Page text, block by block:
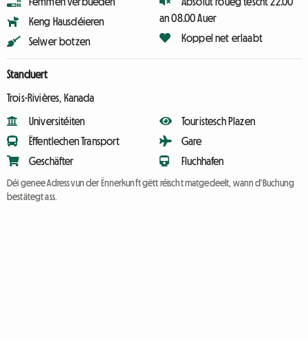
Keng Hausdéieren
Selwer botzen
an 08.00 Auer
Koppel net erlaabt
Standuert
Trois-Rivières, Kanada
Universitéiten
Ëffentlechen Transport
Geschäfter
Touristesch Plazen
Gare
Fluchhafen
Déi genee Adress vun der Ënnerkunft gëtt réischt matgedeelt, wann d'Buchung
bestätegt ass.